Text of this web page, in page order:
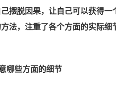
摆脱因果，让自己可以获得
法，注重了各个方面的实际